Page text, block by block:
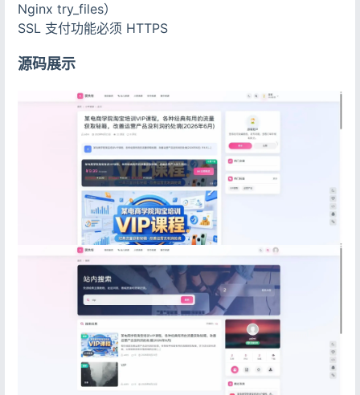
Nginx try_files）
SSL 支付功能必须 HTTPS
源码展示